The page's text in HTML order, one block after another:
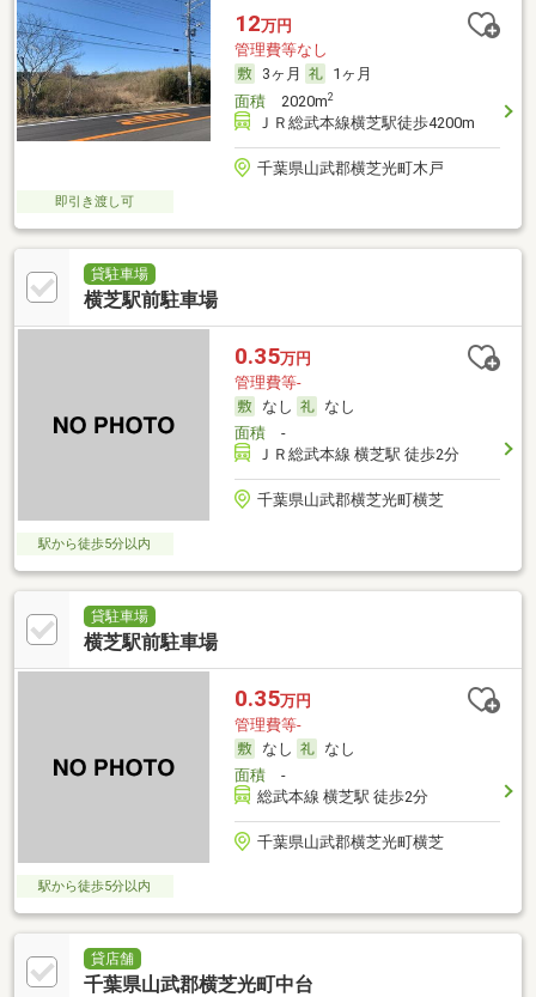
12万円
管理費等なし
3ヶ月
1ヶ月
面積2020m2
ＪＲ総武本線横芝駅徒歩4200m
千葉県山武郡横芝光町木戸
即引き渡し可
貸駐車場
横芝駅前駐車場
0.35万円
管理費等-
なし
なし
面積-
ＪＲ総武本線 横芝駅 徒歩2分
千葉県山武郡横芝光町横芝
駅から徒歩5分以内
貸駐車場
横芝駅前駐車場
0.35万円
管理費等-
なし
なし
面積-
総武本線 横芝駅 徒歩2分
千葉県山武郡横芝光町横芝
駅から徒歩5分以内
貸店舗
千葉県山武郡横芝光町中台